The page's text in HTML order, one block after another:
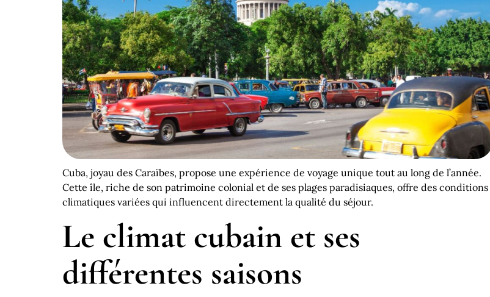
Cuba, joyau des Caraïbes, propose une expérience de voyage unique tout au long de l’année.
Cette île, riche de son patrimoine colonial et de ses plages paradisiaques, offre des conditions
climatiques variées qui influencent directement la qualité du séjour.
Le climat cubain et ses
différentes saisons